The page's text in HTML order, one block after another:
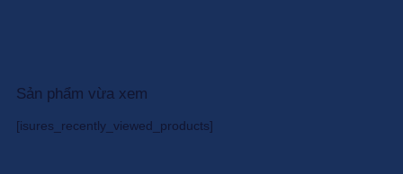
Sản phẩm vừa xem
[isures_recently_viewed_products]